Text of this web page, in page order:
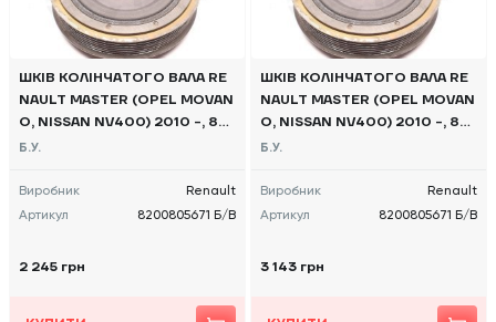
ШКІВ КОЛІНЧАТОГО ВАЛА RE
NAULT MASTER (OPEL MOVAN
O, NISSAN NV400) 2010 -, 82
00805671 Б/В
Б.У.
Виробник
Renault
Артикул
8200805671 Б/В
2 245 грн
ШКІВ КОЛІНЧАТОГО ВАЛА RE
NAULT MASTER (OPEL MOVAN
O, NISSAN NV400) 2010 -, 82
00805671 Б/В
Б.У.
Виробник
Renault
Артикул
8200805671 Б/В
3 143 грн